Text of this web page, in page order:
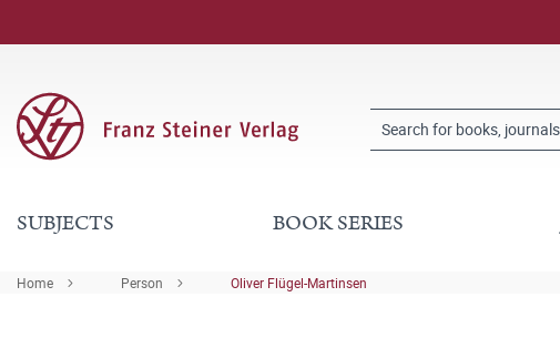
SUBJECTS BOOK SERIES
Home Person Oliver Flügel-Martinsen